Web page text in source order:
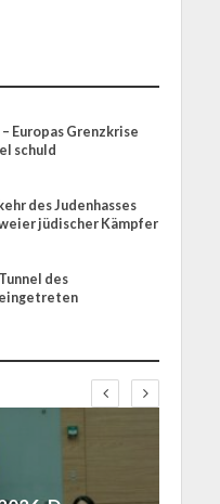
Europas Grenzkrise
schuld
des Judenhasses
jüdischer Kämpfer
des
eingetreten